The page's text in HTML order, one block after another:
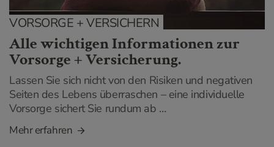
VORSORGE + VERSICHERN
Alle wichtigen Informationen zur
Vorsorge + Versicherung.
Lassen Sie sich nicht von den Risiken und negativen
Seiten des Lebens überraschen – eine individuelle
Vorsorge sichert Sie rundum ab …
Mehr erfahren